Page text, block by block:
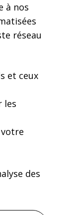
à nos
réseau
et ceux
les
des